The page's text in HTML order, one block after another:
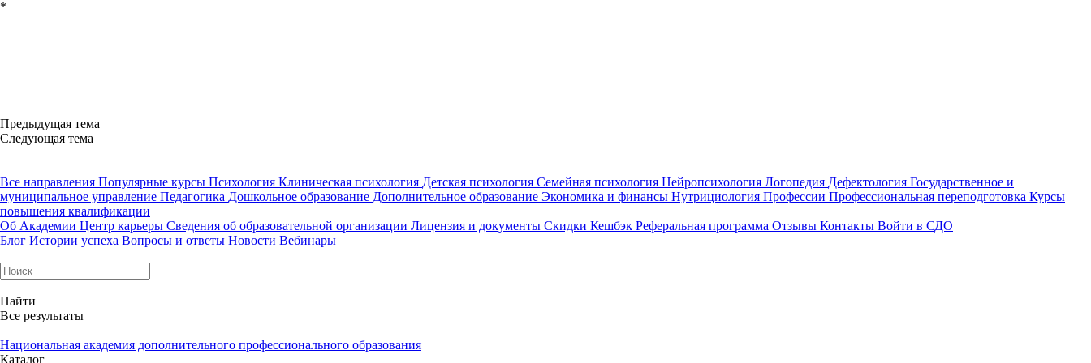
*
Предыдущая тема
Следующая тема
Все направления Популярные курсы Психология Клиническая психология Детская психология Семейная психология Нейропсихология Логопедия Дефектология Государственное и
муниципальное управление Педагогика Дошкольное образование Дополнительное образование Экономика и финансы Нутрициология Профессии Профессиональная переподготовка Курсы
повышения квалификации
Об Академии Центр карьеры Сведения об образовательной организации Лицензия и документы Скидки Кешбэк Реферальная программа Отзывы Контакты Войти в СДО
Блог Истории успеха Вопросы и ответы Новости Вебинары
Найти
Все результаты
Национальная академия дополнительного профессионального образования
Каталог